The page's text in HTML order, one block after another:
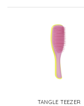
TANGLE TEEZER